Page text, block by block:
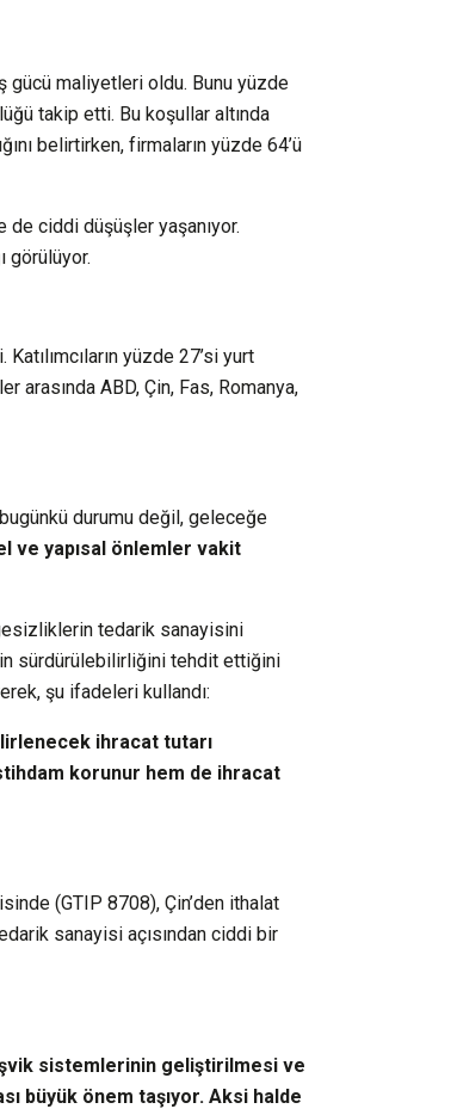
gücü maliyetleri oldu. Bunu yüzde
takip etti. Bu koşullar altında
belirtirken, firmaların yüzde 64’ü
de ciddi düşüşler yaşanıyor.
görülüyor.
yüzde 27’si yurt
arasında ABD, Çin, Fas, Romanya,
durumu değil, geleceğe
ve yapısal önlemler vakit
tedarik sanayisini
sürdürülebilirliğini tehdit ettiğini
şu ifadeleri kullandı:
ihracat tutarı
korunur hem de ihracat
(GTIP 8708), Çin’den ithalat
sanayisi açısından ciddi bir
sistemlerinin geliştirilmesi ve
büyük önem taşıyor. Aksi halde